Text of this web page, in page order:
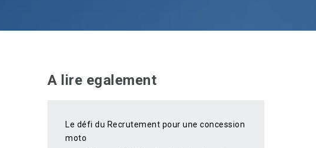
A lire egalement
Le défi du Recrutement pour une concession
moto